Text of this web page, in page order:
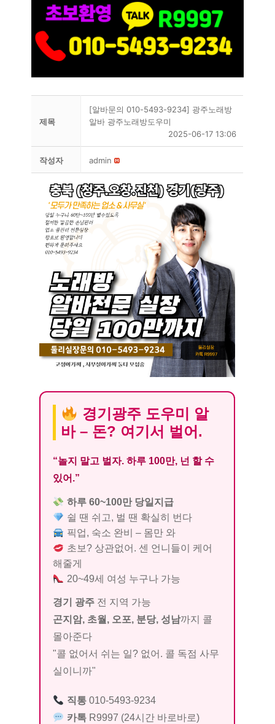
제목
[알바문의 010-5493-9234] 광주노래방
알바 광주노래방도우미
2025-06-17 13:06
작성자 admin
경기광주 도우미 알
바 – 돈? 여기서 벌어.
“놀지 말고 벌자. 하루 100만, 넌 할 수
있어.”
하루 60~100만 당일지급
쉴 땐 쉬고, 벌 땐 확실히 번다
픽업, 숙소 완비 – 몸만 와
초보? 상관없어. 센 언니들이 케어
해줄게
20~49세 여성 누구나 가능
경기 광주 전 지역 가능
곤지암, 초월, 오포, 분당, 성남까지 콜
몰아준다
"콜 없어서 쉬는 일? 없어. 콜 독점 사무
실이니까"
직통010-5493-9234
카톡R9997 (24시간 바로바로)